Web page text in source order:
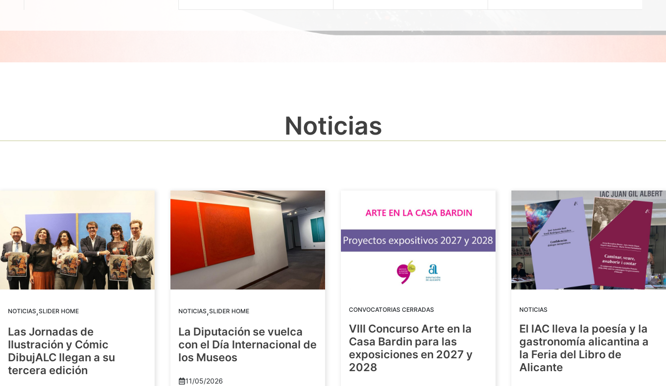
Noticias
NOTICIAS,SLIDER HOME
Las Jornadas de
Ilustración y Cómic
DibujALC llegan a su
tercera edición
NOTICIAS,SLIDER HOME
La Diputación se vuelca
con el Día Internacional de
los Museos
11/05/2026
CONVOCATORIAS CERRADAS
VIII Concurso Arte en la
Casa Bardin para las
exposiciones en 2027 y
2028
NOTICIAS
El IAC lleva la poesía y la
gastronomía alicantina a
la Feria del Libro de
Alicante